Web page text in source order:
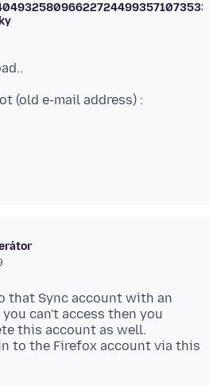
that Sync account with an
can't access then you
this account as well.
to the Firefox account via this